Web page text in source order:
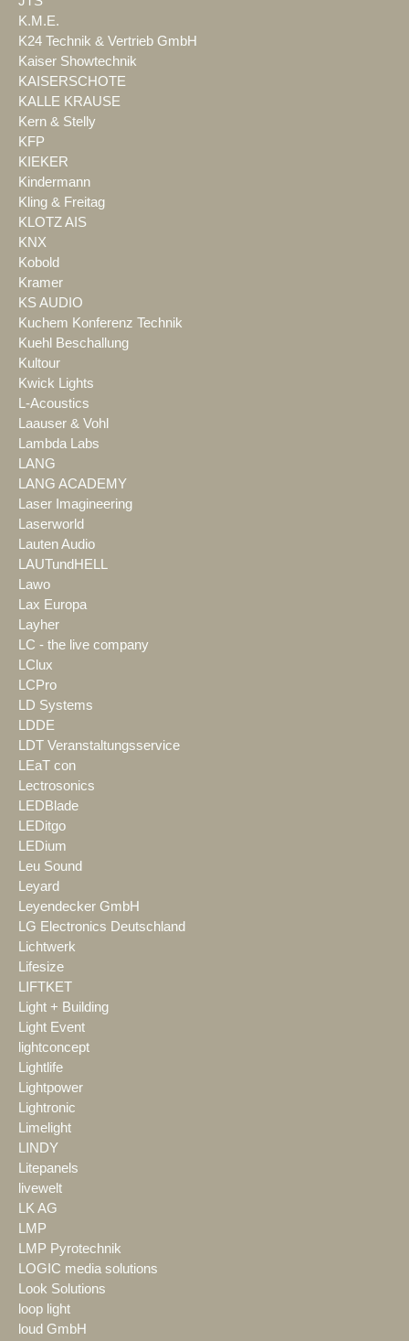
K.M.E.
K24 Technik & Vertrieb GmbH
Kaiser Showtechnik
KAISERSCHOTE
KALLE KRAUSE
Kern & Stelly
KFP
KIEKER
Kindermann
Kling & Freitag
KLOTZ AIS
KNX
Kobold
Kramer
KS AUDIO
Kuchem Konferenz Technik
Kuehl Beschallung
Kultour
Kwick Lights
L-Acoustics
Laauser & Vohl
Lambda Labs
LANG
LANG ACADEMY
Laser Imagineering
Laserworld
Lauten Audio
LAUTundHELL
Lawo
Lax Europa
Layher
LC - the live company
LClux
LCPro
LD Systems
LDDE
LDT Veranstaltungsservice
LEaT con
Lectrosonics
LEDBlade
LEDitgo
LEDium
Leu Sound
Leyard
Leyendecker GmbH
LG Electronics Deutschland
Lichtwerk
Lifesize
LIFTKET
Light + Building
Light Event
lightconcept
Lightlife
Lightpower
Lightronic
Limelight
LINDY
Litepanels
livewelt
LK AG
LMP
LMP Pyrotechnik
LOGIC media solutions
Look Solutions
loop light
loud GmbH